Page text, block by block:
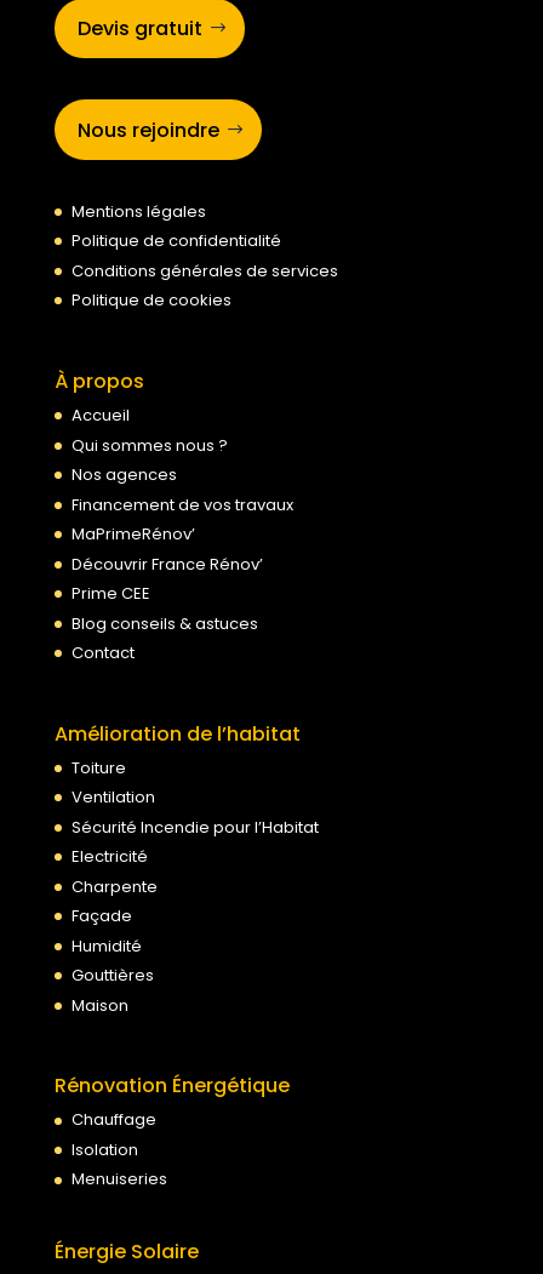
Devis gratuit
Nous rejoindre
Mentions légales
Politique de confidentialité
Conditions générales de services
Politique de cookies
À propos
Accueil
Qui sommes nous ?
Nos agences
Financement de vos travaux
MaPrimeRénov’
Découvrir France Rénov’
Prime CEE
Blog conseils & astuces
Contact
Amélioration de l’habitat
Toiture
Ventilation
Sécurité Incendie pour l’Habitat
Electricité
Charpente
Façade
Humidité
Gouttières
Maison
Rénovation Énergétique
Chauffage
Isolation
Menuiseries
Énergie Solaire